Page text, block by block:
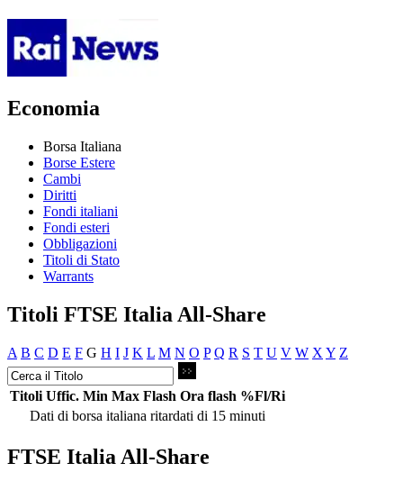
Economia
Borsa Italiana
Borse Estere
Cambi
Diritti
Fondi italiani
Fondi esteri
Obbligazioni
Titoli di Stato
Warrants
Titoli FTSE Italia All-Share
A B C D E F G H I J K L M N O P Q R S T U V W X Y Z
Titoli Uffic. Min Max Flash Ora flash %Fl/Ri
Dati di borsa italiana ritardati di 15 minuti
FTSE Italia All-Share